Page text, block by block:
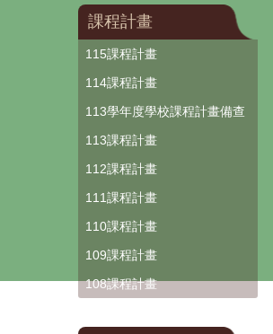
課程計畫
115課程計畫
114課程計畫
113學年度學校課程計畫備查
113課程計畫
112課程計畫
111課程計畫
110課程計畫
109課程計畫
108課程計畫